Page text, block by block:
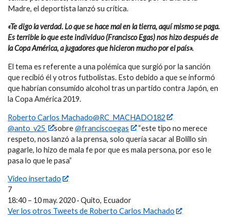
Madre, el deportista lanzó su crítica.
«Te digo la verdad. Lo que se hace mal en la tierra, aquí mismo se paga.
Es terrible lo que este individuo (Francisco Egas) nos hizo después de
la Copa América, a jugadores que hicieron mucho por el país».
El tema es referente a una polémica que surgió por la sanción
que recibió él y otros futbolistas. Esto debido a que se informó
que habrían consumido alcohol tras un partido contra Japón, en
la Copa América 2019.
Roberto Carlos Machado@RC_MACHADO182
@anto_v25
sobre@franciscoegas
“este tipo no merece
respeto, nos lanzó a la prensa, solo quería sacar al Bolillo sin
pagarle, lo hizo de mala fe por que es mala persona, por eso le
pasa lo que le pasa”
Video insertado
7
18:40 – 10 may. 2020 · Quito, Ecuador
Ver los otros Tweets de Roberto Carlos Machado